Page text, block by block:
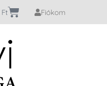
Ft Fiókom